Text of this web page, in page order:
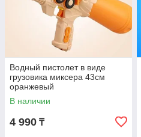
Водный пистолет в виде
грузовика миксера 43см
оранжевый
В наличии
4 990 ₸